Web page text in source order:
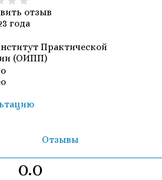
отзыв
года
Практической
(ОИПП)
Отзывы
0.0